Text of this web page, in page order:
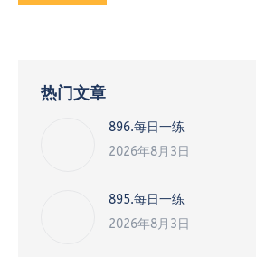
热门文章
896.每日一练
2026年8月3日
895.每日一练
2026年8月3日